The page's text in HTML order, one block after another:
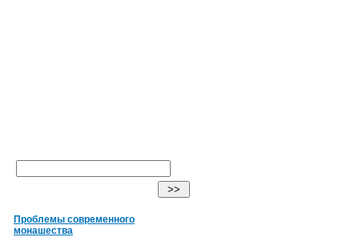
Проблемы современного
монашества